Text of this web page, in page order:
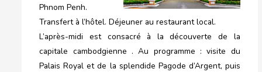
Phnom Penh.
Transfert à l’hôtel. Déjeuner au restaurant local.
L’après-midi est consacré à la découverte de la
capitale cambodgienne . Au programme : visite du
Palais Royal et de la splendide Pagode d’Argent, puis